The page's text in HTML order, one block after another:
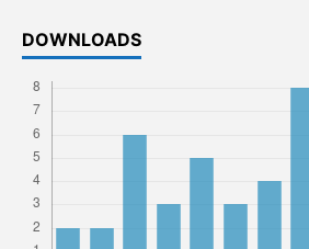
DOWNLOADS